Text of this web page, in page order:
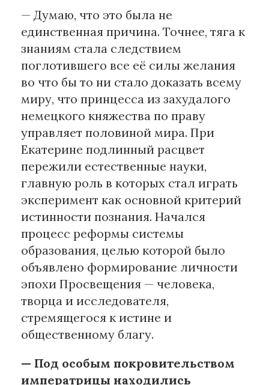
— Думаю, что это была не
единственная причина. Точнее, тяга к
знаниям стала следствием
поглотившего все её силы желания
во что бы то ни стало доказать всему
миру, что принцесса из захудалого
немецкого княжества по праву
управляет половиной мира. При
Екатерине подлинный расцвет
пережили естественные науки,
главную роль в которых стал играть
эксперимент как основной критерий
истинности познания. Начался
процесс реформы системы
образования, целью которой было
объявлено формирование личности
эпохи Просвещения — человека,
творца и исследователя,
стремящегося к истине и
общественному благу.
— Под особым покровительством
императрицы находились